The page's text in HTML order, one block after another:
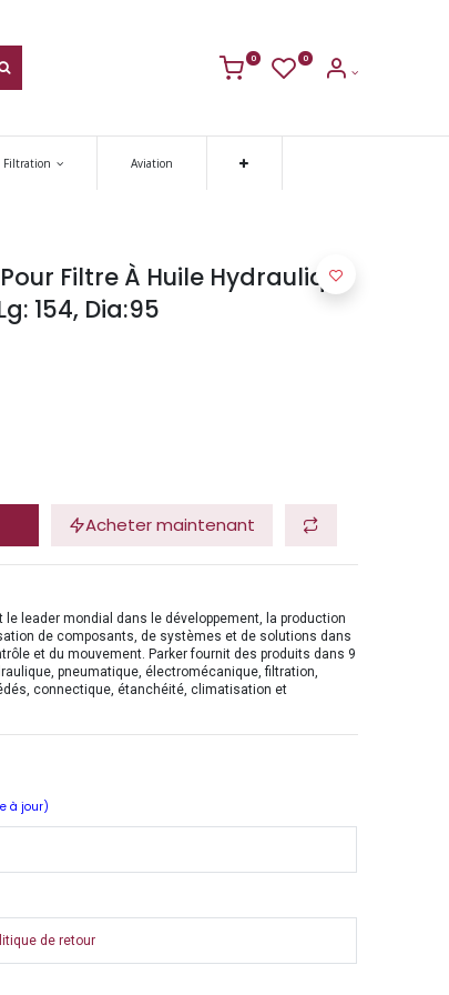
0 0
Filtration Aviation
Filtre À Huile Hydraulique
154, Dia:95
Acheter maintenant
le leader mondial dans le développement, la production
de composants, de systèmes et de solutions dans
et du mouvement. Parker fournit des produits dans 9
pneumatique, électromécanique, filtration,
connectique, étanchéité, climatisation et
à jour)
de retour